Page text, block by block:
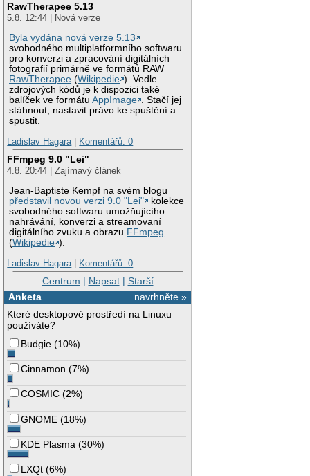
RawTherapee 5.13
5.8. 12:44 | Nová verze
Byla vydána nová verze 5.13
svobodného multiplatformního softwaru
pro konverzi a zpracování digitálních
fotografií primárně ve formátů RAW
RawTherapee (Wikipedie ). Vedle
zdrojových kódů je k dispozici také
balíček ve formátuAppImage
. Stačí jej
stáhnout, nastavit právo ke spuštění a
spustit.
Ladislav Hagara | Komentářů: 0
FFmpeg 9.0 "Lei"
4.8. 20:44 | Zajímavý článek
Jean-Baptiste Kempf na svém blogu
představil novou verzi 9.0 "Lei"
kolekce
svobodného softwaru umožňujícího
nahrávání, konverzi a streamovaní
digitálního zvuku a obrazu FFmpeg
(Wikipedie ).
Ladislav Hagara | Komentářů: 0
Centrum | Napsat| Starší
navrhněte »
Anketa
Které desktopové prostředí na Linuxu
používáte?
Budgie (10%)
Cinnamon (7%)
COSMIC (2%)
GNOME (18%)
KDE Plasma (30%)
LXQt (6%)